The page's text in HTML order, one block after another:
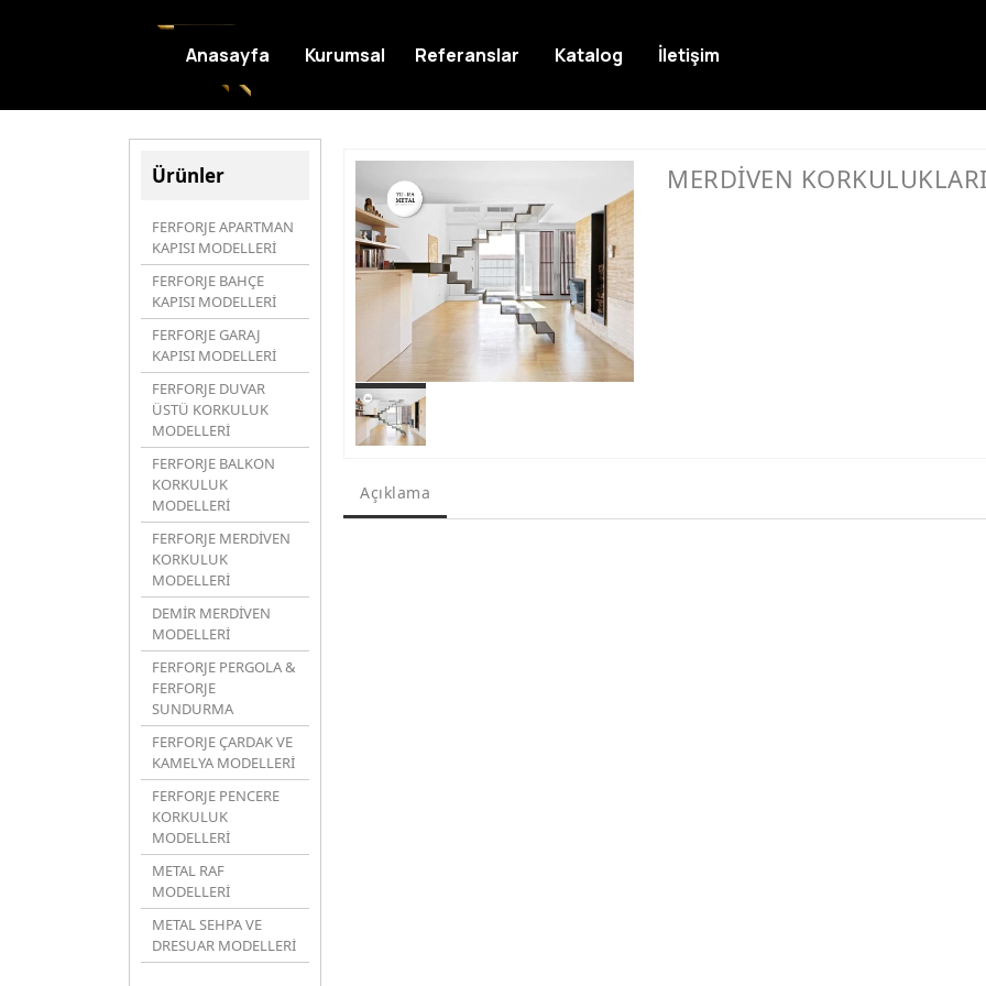
Ürünler
FERFORJE APARTMAN
KAPISI MODELLERİ
FERFORJE BAHÇE
KAPISI MODELLERİ
FERFORJE GARAJ
KAPISI MODELLERİ
FERFORJE DUVAR
ÜSTÜ KORKULUK
MODELLERİ
FERFORJE BALKON
KORKULUK
MODELLERİ
FERFORJE MERDİVEN
KORKULUK
MODELLERİ
DEMİR MERDİVEN
MODELLERİ
FERFORJE PERGOLA &
FERFORJE
SUNDURMA
FERFORJE ÇARDAK VE
KAMELYA MODELLERİ
FERFORJE PENCERE
KORKULUK
MODELLERİ
METAL RAF
MODELLERİ
METAL SEHPA VE
DRESUAR MODELLERİ
MERDİVEN
Açıklama
Anasayfa Kurumsal Referanslar Katalog İletişim